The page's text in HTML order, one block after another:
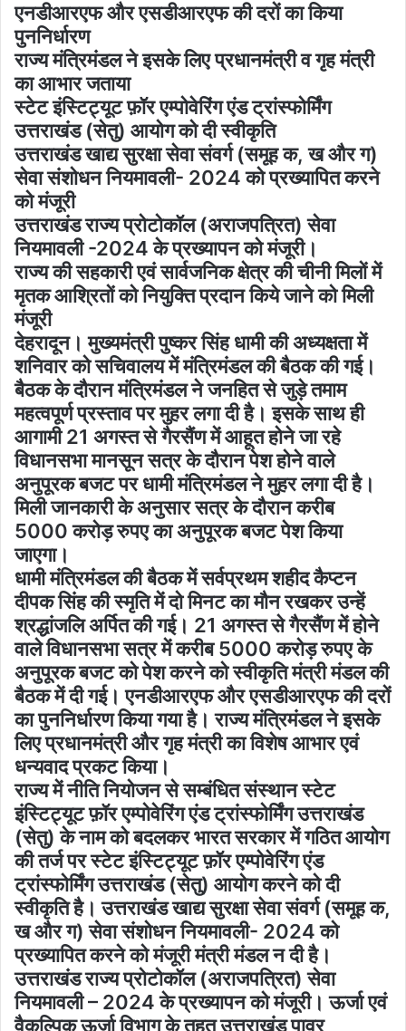
एनडीआरएफ और एसडीआरएफ की दरों का किया
पुननिर्धारण
राज्य मंत्रिमंडल ने इसके लिए प्रधानमंत्री व गृह मंत्री
का आभार जताया
स्टेट इंस्टिट्यूट फ़ॉर एम्पोवेरिंग एंड ट्रांस्फोर्मिंग
उत्तराखंड (सेतु) आयोग को दी स्वीकृति
उत्तराखंड खाद्य सुरक्षा सेवा संवर्ग (समूह क, ख और ग)
सेवा संशोधन नियमावली- 2024 को प्रख्यापित करने
को मंजूरी
उत्तराखंड राज्य प्रोटोकॉल (अराजपत्रित) सेवा
नियमावली -2024 के प्रख्यापन को मंजूरी।
राज्य की सहकारी एवं सार्वजनिक क्षेत्र की चीनी मिलों में
मृतक आश्रितों को नियुक्ति प्रदान किये जाने को मिली
मंजूरी
देहरादून। मुख्यमंत्री पुष्कर सिंह धामी की अध्यक्षता में
शनिवार को सचिवालय में मंत्रिमंडल की बैठक की गई।
बैठक के दौरान मंत्रिमंडल ने जनहित से जुड़े तमाम
महत्वपूर्ण प्रस्ताव पर मुहर लगा दी है। इसके साथ ही
आगामी 21 अगस्त से गैरसैंण में आहूत होने जा रहे
विधानसभा मानसून सत्र के दौरान पेश होने वाले
अनुपूरक बजट पर धामी मंत्रिमंडल ने मुहर लगा दी है।
मिली जानकारी के अनुसार सत्र के दौरान करीब
5000 करोड़ रुपए का अनुपूरक बजट पेश किया
जाएगा।
धामी मंत्रिमंडल की बैठक में सर्वप्रथम शहीद कैप्टन
दीपक सिंह की स्मृति में दो मिनट का मौन रखकर उन्हें
श्रद्धांजलि अर्पित की गई। 21 अगस्त से गैरसैंण में होने
वाले विधानसभा सत्र में करीब 5000 करोड़ रुपए के
अनुपूरक बजट को पेश करने को स्वीकृति मंत्री मंडल की
बैठक में दी गई। एनडीआरएफ और एसडीआरएफ की दरों
का पुननिर्धारण किया गया है। राज्य मंत्रिमंडल ने इसके
लिए प्रधानमंत्री और गृह मंत्री का विशेष आभार एवं
धन्यवाद प्रकट किया।
राज्य में नीति नियोजन से सम्बंधित संस्थान स्टेट
इंस्टिट्यूट फ़ॉर एम्पोवेरिंग एंड ट्रांस्फोर्मिंग उत्तराखंड
(सेतु) के नाम को बदलकर भारत सरकार में गठित आयोग
की तर्ज पर स्टेट इंस्टिट्यूट फ़ॉर एम्पोवेरिंग एंड
ट्रांस्फोर्मिंग उत्तराखंड (सेतु) आयोग करने को दी
स्वीकृति है। उत्तराखंड खाद्य सुरक्षा सेवा संवर्ग (समूह क,
ख और ग) सेवा संशोधन नियमावली- 2024 को
प्रख्यापित करने को मंजूरी मंत्री मंडल न दी है।
उत्तराखंड राज्य प्रोटोकॉल (अराजपत्रित) सेवा
नियमावली – 2024 के प्रख्यापन को मंजूरी। ऊर्जा एवं
वैकल्पिक ऊर्जा विभाग के तहत उत्तराखंड पावर